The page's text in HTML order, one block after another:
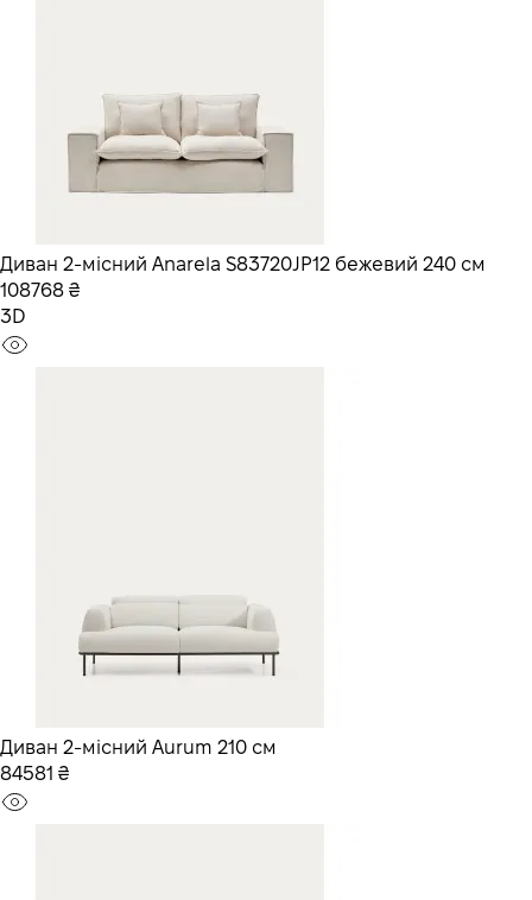
Диван 2-місний Anarela S83720JP12 бежевий 240 см
108768 ₴
3D
Диван 2-місний Aurum 210 см
84581 ₴